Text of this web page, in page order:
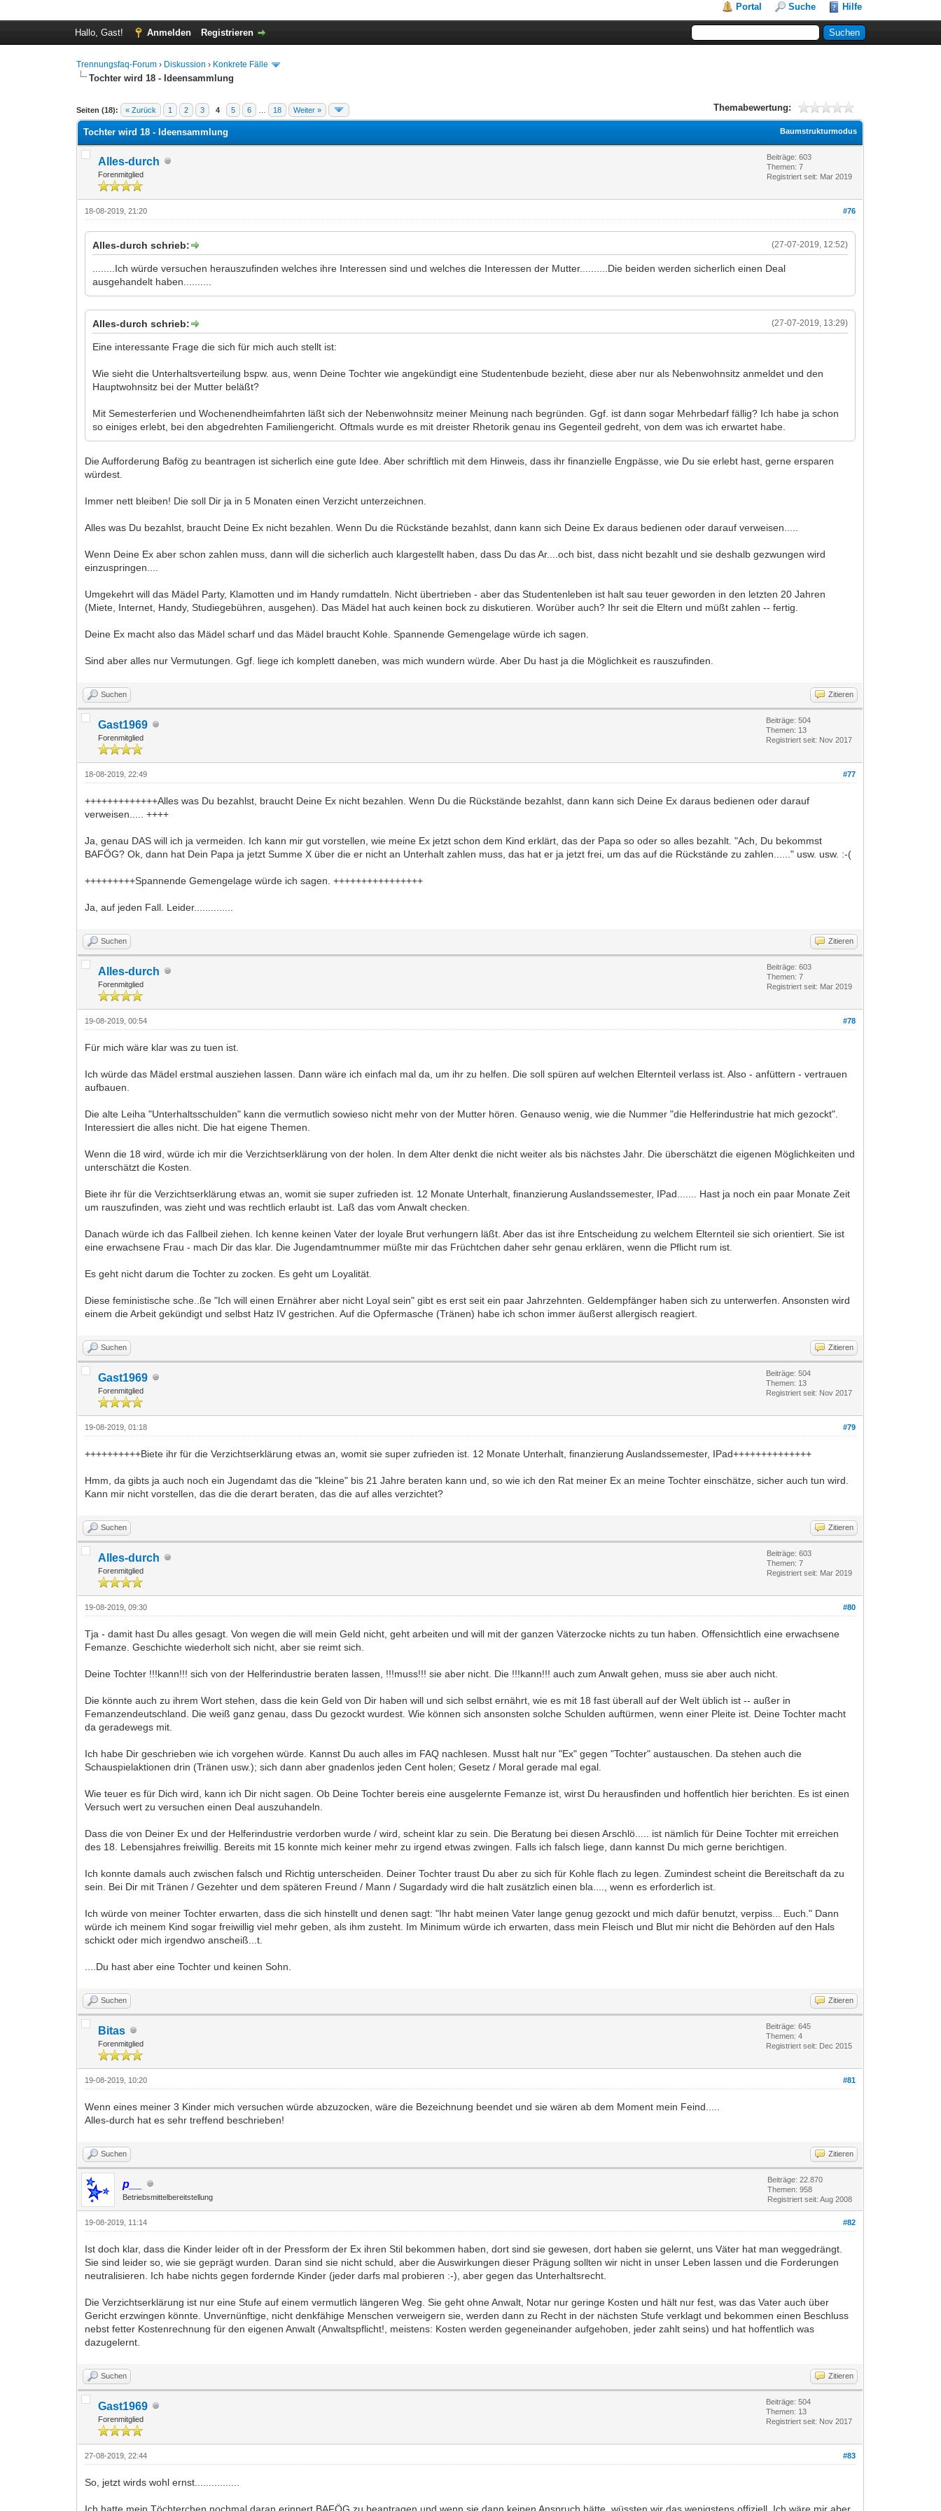
Portal Suche Hilfe
Hallo, Gast! Anmelden Registrieren
Trennungsfaq-Forum › Diskussion › Konkrete Fälle
Tochter wird 18 - Ideensammlung
Seiten (18): « Zurück 1 2 3 4 5 6 18 Weiter » Themabewertung:
0 Bewertung(en) - 0 im Durchschnitt
1
2
3
4
5
Baumstrukturmodus
Tochter wird 18 - Ideensammlung
Alles-durch
Forenmitglied
Beiträge: 603
Themen: 7
Registriert seit: Mar 2019
#76
18-08-2019, 21:20
(27-07-2019, 12:52)
Alles-durch schrieb:
........Ich würde versuchen herauszufinden welches ihre Interessen sind und welches die Interessen der Mutter..........Die beiden werden sicherlich einen Deal
ausgehandelt haben..........
(27-07-2019, 13:29)
Alles-durch schrieb:
Eine interessante Frage die sich für mich auch stellt ist:
Wie sieht die Unterhaltsverteilung bspw. aus, wenn Deine Tochter wie angekündigt eine Studentenbude bezieht, diese aber nur als Nebenwohnsitz anmeldet und den
Hauptwohnsitz bei der Mutter beläßt?
Mit Semesterferien und Wochenendheimfahrten läßt sich der Nebenwohnsitz meiner Meinung nach begründen. Ggf. ist dann sogar Mehrbedarf fällig? Ich habe ja schon
so einiges erlebt, bei den abgedrehten Familiengericht. Oftmals wurde es mit dreister Rhetorik genau ins Gegenteil gedreht, von dem was ich erwartet habe.
Die Aufforderung Bafög zu beantragen ist sicherlich eine gute Idee. Aber schriftlich mit dem Hinweis, dass ihr finanzielle Engpässe, wie Du sie erlebt hast, gerne ersparen
würdest.
Immer nett bleiben! Die soll Dir ja in 5 Monaten einen Verzicht unterzeichnen.
Alles was Du bezahlst, braucht Deine Ex nicht bezahlen. Wenn Du die Rückstände bezahlst, dann kann sich Deine Ex daraus bedienen oder darauf verweisen.....
Wenn Deine Ex aber schon zahlen muss, dann will die sicherlich auch klargestellt haben, dass Du das Ar....och bist, dass nicht bezahlt und sie deshalb gezwungen wird
einzuspringen....
Umgekehrt will das Mädel Party, Klamotten und im Handy rumdatteln. Nicht übertrieben - aber das Studentenleben ist halt sau teuer geworden in den letzten 20 Jahren
(Miete, Internet, Handy, Studiegebühren, ausgehen). Das Mädel hat auch keinen bock zu diskutieren. Worüber auch? Ihr seit die Eltern und müßt zahlen -- fertig.
Deine Ex macht also das Mädel scharf und das Mädel braucht Kohle. Spannende Gemengelage würde ich sagen.
Sind aber alles nur Vermutungen. Ggf. liege ich komplett daneben, was mich wundern würde. Aber Du hast ja die Möglichkeit es rauszufinden.
Suchen Zitieren
Gast1969
Forenmitglied
Beiträge: 504
Themen: 13
Registriert seit: Nov 2017
#77
18-08-2019, 22:49
+++++++++++++Alles was Du bezahlst, braucht Deine Ex nicht bezahlen. Wenn Du die Rückstände bezahlst, dann kann sich Deine Ex daraus bedienen oder darauf
verweisen..... ++++
Ja, genau DAS will ich ja vermeiden. Ich kann mir gut vorstellen, wie meine Ex jetzt schon dem Kind erklärt, das der Papa so oder so alles bezahlt. "Ach, Du bekommst
BAFÖG? Ok, dann hat Dein Papa ja jetzt Summe X über die er nicht an Unterhalt zahlen muss, das hat er ja jetzt frei, um das auf die Rückstände zu zahlen......" usw. usw. :-(
+++++++++Spannende Gemengelage würde ich sagen. ++++++++++++++++
Ja, auf jeden Fall. Leider..............
Suchen Zitieren
Alles-durch
Forenmitglied
Beiträge: 603
Themen: 7
Registriert seit: Mar 2019
#78
19-08-2019, 00:54
Für mich wäre klar was zu tuen ist.
Ich würde das Mädel erstmal ausziehen lassen. Dann wäre ich einfach mal da, um ihr zu helfen. Die soll spüren auf welchen Elternteil verlass ist. Also - anfüttern - vertrauen
aufbauen.
Die alte Leiha "Unterhaltsschulden" kann die vermutlich sowieso nicht mehr von der Mutter hören. Genauso wenig, wie die Nummer "die Helferindustrie hat mich gezockt".
Interessiert die alles nicht. Die hat eigene Themen.
Wenn die 18 wird, würde ich mir die Verzichtserklärung von der holen. In dem Alter denkt die nicht weiter als bis nächstes Jahr. Die überschätzt die eigenen Möglichkeiten und
unterschätzt die Kosten.
Biete ihr für die Verzichtserklärung etwas an, womit sie super zufrieden ist. 12 Monate Unterhalt, finanzierung Auslandssemester, IPad....... Hast ja noch ein paar Monate Zeit
um rauszufinden, was zieht und was rechtlich erlaubt ist. Laß das vom Anwalt checken.
Danach würde ich das Fallbeil ziehen. Ich kenne keinen Vater der loyale Brut verhungern läßt. Aber das ist ihre Entscheidung zu welchem Elternteil sie sich orientiert. Sie ist
eine erwachsene Frau - mach Dir das klar. Die Jugendamtnummer müßte mir das Früchtchen daher sehr genau erklären, wenn die Pflicht rum ist.
Es geht nicht darum die Tochter zu zocken. Es geht um Loyalität.
Diese feministische sche..ße "Ich will einen Ernährer aber nicht Loyal sein" gibt es erst seit ein paar Jahrzehnten. Geldempfänger haben sich zu unterwerfen. Ansonsten wird
einem die Arbeit gekündigt und selbst Hatz IV gestrichen. Auf die Opfermasche (Tränen) habe ich schon immer äußerst allergisch reagiert.
Suchen Zitieren
Gast1969
Forenmitglied
Beiträge: 504
Themen: 13
Registriert seit: Nov 2017
#79
19-08-2019, 01:18
++++++++++Biete ihr für die Verzichtserklärung etwas an, womit sie super zufrieden ist. 12 Monate Unterhalt, finanzierung Auslandssemester, IPad++++++++++++++
Hmm, da gibts ja auch noch ein Jugendamt das die "kleine" bis 21 Jahre beraten kann und, so wie ich den Rat meiner Ex an meine Tochter einschätze, sicher auch tun wird.
Kann mir nicht vorstellen, das die die derart beraten, das die auf alles verzichtet?
Suchen Zitieren
Alles-durch
Forenmitglied
Beiträge: 603
Themen: 7
Registriert seit: Mar 2019
#80
19-08-2019, 09:30
Tja - damit hast Du alles gesagt. Von wegen die will mein Geld nicht, geht arbeiten und will mit der ganzen Väterzocke nichts zu tun haben. Offensichtlich eine erwachsene
Femanze. Geschichte wiederholt sich nicht, aber sie reimt sich.
Deine Tochter !!!kann!!! sich von der Helferindustrie beraten lassen, !!!muss!!! sie aber nicht. Die !!!kann!!! auch zum Anwalt gehen, muss sie aber auch nicht.
Die könnte auch zu ihrem Wort stehen, dass die kein Geld von Dir haben will und sich selbst ernährt, wie es mit 18 fast überall auf der Welt üblich ist -- außer in
Femanzendeutschland. Die weiß ganz genau, dass Du gezockt wurdest. Wie können sich ansonsten solche Schulden auftürmen, wenn einer Pleite ist. Deine Tochter macht
da geradewegs mit.
Ich habe Dir geschrieben wie ich vorgehen würde. Kannst Du auch alles im FAQ nachlesen. Musst halt nur "Ex" gegen "Tochter" austauschen. Da stehen auch die
Schauspielaktionen drin (Tränen usw.); sich dann aber gnadenlos jeden Cent holen; Gesetz / Moral gerade mal egal.
Wie teuer es für Dich wird, kann ich Dir nicht sagen. Ob Deine Tochter bereis eine ausgelernte Femanze ist, wirst Du herausfinden und hoffentlich hier berichten. Es ist einen
Versuch wert zu versuchen einen Deal auszuhandeln.
Dass die von Deiner Ex und der Helferindustrie verdorben wurde / wird, scheint klar zu sein. Die Beratung bei diesen Arschlö..... ist nämlich für Deine Tochter mit erreichen
des 18. Lebensjahres freiwillig. Bereits mit 15 konnte mich keiner mehr zu irgend etwas zwingen. Falls ich falsch liege, dann kannst Du mich gerne berichtigen.
Ich konnte damals auch zwischen falsch und Richtig unterscheiden. Deiner Tochter traust Du aber zu sich für Kohle flach zu legen. Zumindest scheint die Bereitschaft da zu
sein. Bei Dir mit Tränen / Gezehter und dem späteren Freund / Mann / Sugardady wird die halt zusätzlich einen bla...., wenn es erforderlich ist.
Ich würde von meiner Tochter erwarten, dass die sich hinstellt und denen sagt: "Ihr habt meinen Vater lange genug gezockt und mich dafür benutzt, verpiss... Euch." Dann
würde ich meinem Kind sogar freiwillig viel mehr geben, als ihm zusteht. Im Minimum würde ich erwarten, dass mein Fleisch und Blut mir nicht die Behörden auf den Hals
schickt oder mich irgendwo anscheiß...t.
....Du hast aber eine Tochter und keinen Sohn.
Suchen Zitieren
Bitas
Forenmitglied
Beiträge: 645
Themen: 4
Registriert seit: Dec 2015
#81
19-08-2019, 10:20
Wenn eines meiner 3 Kinder mich versuchen würde abzuzocken, wäre die Bezeichnung beendet und sie wären ab dem Moment mein Feind.....
Alles-durch hat es sehr treffend beschrieben!
Suchen Zitieren
p__
Betriebsmittelbereitstellung
Beiträge: 22.870
Themen: 958
Registriert seit: Aug 2008
#82
19-08-2019, 11:14
Ist doch klar, dass die Kinder leider oft in der Pressform der Ex ihren Stil bekommen haben, dort sind sie gewesen, dort haben sie gelernt, uns Väter hat man weggedrängt.
Sie sind leider so, wie sie geprägt wurden. Daran sind sie nicht schuld, aber die Auswirkungen dieser Prägung sollten wir nicht in unser Leben lassen und die Forderungen
neutralisieren. Ich habe nichts gegen fordernde Kinder (jeder darfs mal probieren :-), aber gegen das Unterhaltsrecht.
Die Verzichtserklärung ist nur eine Stufe auf einem vermutlich längeren Weg. Sie geht ohne Anwalt, Notar nur geringe Kosten und hält nur fest, was das Vater auch über
Gericht erzwingen könnte. Unvernünftige, nicht denkfähige Menschen verweigern sie, werden dann zu Recht in der nächsten Stufe verklagt und bekommen einen Beschluss
nebst fetter Kostenrechnung für den eigenen Anwalt (Anwaltspflicht!, meistens: Kosten werden gegeneinander aufgehoben, jeder zahlt seins) und hat hoffentlich was
dazugelernt.
Suchen Zitieren
Gast1969
Forenmitglied
Beiträge: 504
Themen: 13
Registriert seit: Nov 2017
#83
27-08-2019, 22:44
So, jetzt wirds wohl ernst................